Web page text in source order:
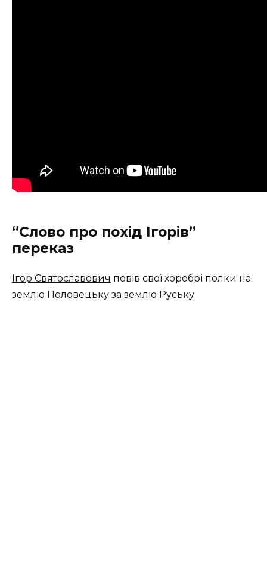
“Слово про похід Ігорів”
переказ
Ігор Святославович повів свої хоробрі полки на
землю Половецьку за землю Руську.